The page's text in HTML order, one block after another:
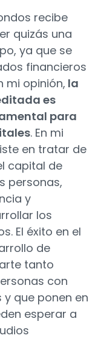
recibe
quizás una
ya que se
financieros
mi opinión, la
es
para
. En mi
en tratar de
capital de
personas,
y
los
El éxito en el
de
tanto
con
que ponen en
esperar a